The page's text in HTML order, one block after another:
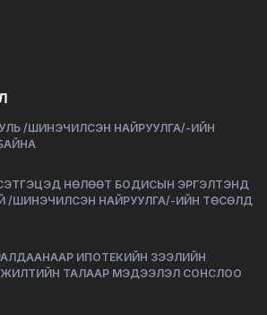
/ШИНЭЧИЛСЭН НАЙРУУЛГА/-ИЙН
НӨЛӨӨТ БОДИСЫН ЭРГЭЛТЭНД
/ШИНЭЧИЛСЭН НАЙРУУЛГА/-ИЙН ТӨСӨЛД
ИПОТЕКИЙН ЗЭЭЛИЙН
ТАЛААР МЭДЭЭЛЭЛ СОНСЛОО